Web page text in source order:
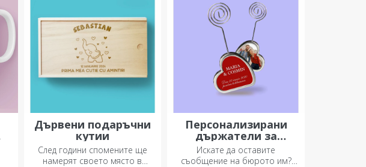
Дървени подаръчни
кутии
След години спомените ще
намерят своето място в
Персонализирани
държатели за
съобщения
Искате да оставите
съобщение на бюрото им?